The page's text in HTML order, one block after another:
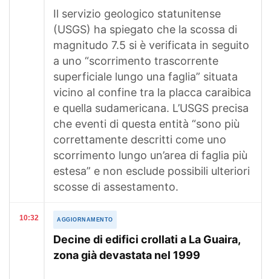
Il servizio geologico statunitense
(USGS) ha spiegato che la scossa di
magnitudo 7.5 si è verificata in seguito
a uno “scorrimento trascorrente
superficiale lungo una faglia” situata
vicino al confine tra la placca caraibica
e quella sudamericana. L’USGS precisa
che eventi di questa entità “sono più
correttamente descritti come uno
scorrimento lungo un’area di faglia più
estesa” e non esclude possibili ulteriori
scosse di assestamento.
10:32 AGGIORNAMENTO
Decine di edifici crollati a La Guaira,
zona già devastata nel 1999